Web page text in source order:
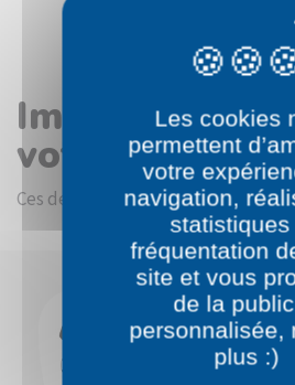
Images en
votre choix
Ces dessins devraient vous
Les cookies
permettent
votre
navigation,
statistiques
fréquentation
site et vous
de la
personnalisée,
plus :)